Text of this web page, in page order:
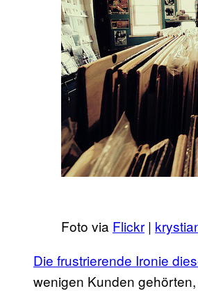
Foto via Flickr |
Die frustrierende Ironie
wenigen Kunden